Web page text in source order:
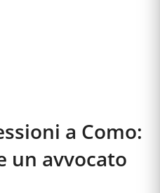
a Como:
un avvocato